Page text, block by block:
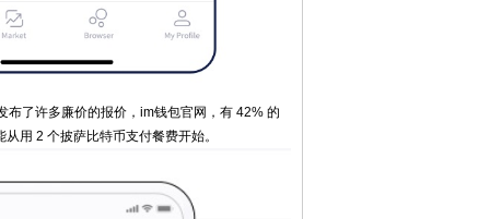
布了许多廉价的报价，im钱包官网，有 42% 的
用 2 个披萨比特币支付餐费开始。